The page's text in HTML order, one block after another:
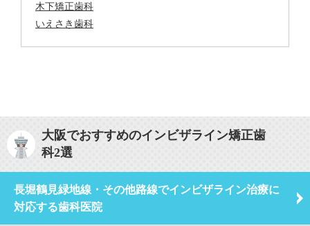
木下矯正歯科
いえさき歯科
大阪でおすすめのインビザライン矯正歯
科2選
長堀鶴見緑地線・その他路線でインビザライン治療に
対応する歯科医院